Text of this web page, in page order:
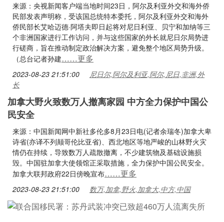
来源：央视新闻客户端当地时间23日，阿尔及利亚外交和海外侨
民部发表声明称，受该国总统特本委托，阿尔及利亚外交和海外
侨民部长艾哈迈德·阿塔夫即日起将对尼日利亚、贝宁和加纳等三
个非洲国家进行工作访问，并与这些国家的外长就尼日尔局势进
行磋商，旨在推动制定政治解决方案，避免整个地区局势升级。
（总台记者孙建……更多
2023-08-23 21:51:00
尼日尔,阿尔及利亚,阿尔,尼日,非洲,外
长
加拿大野火致数万人撤离家园 中方全力保护中国公
民安全
来源：中国新闻网中新社多伦多8月23日电(记者余瑞冬)加拿大卑
诗省(亦译不列颠哥伦比亚省)、西北地区等地严峻的山林野火灾
情仍在持续，导致数万人疏散撤离，不少建筑物及基础设施损
毁。中国驻加拿大使领馆正采取措施，全力保护中国公民安全。
加拿大联邦政府22日傍晚宣布……更多
2023-08-23 21:51:00 数万,加拿,野火,加拿大,中方,中国